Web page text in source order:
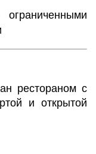
рестораном с
и открытой